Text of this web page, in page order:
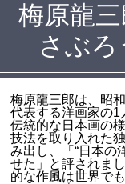
梅原龍
さぶろ
梅原龍三郎は、昭
代表する洋画家の1
伝統的な日本画の
技法を取り入れた
み出し、「“日本の
せた」と評されま
的な作風は世界で